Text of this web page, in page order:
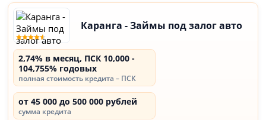
Каранга - Займы под залог авто
2,74% в месяц, ПСК 10,000 -
104,755% годовых
полная стоимость кредита – ПСК
от 45 000 до 500 000 рублей
сумма кредита